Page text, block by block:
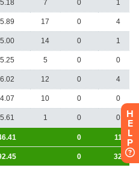
H
E
L
P